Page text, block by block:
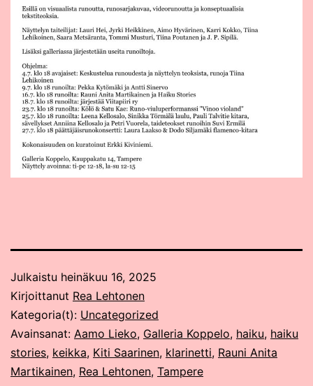
Julkaistu heinäkuu 16, 2025
Kirjoittanut Rea Lehtonen
Kategoria(t): Uncategorized
Avainsanat: Aamo Lieko, Galleria Koppelo, haiku, haiku
stories, keikka, Kiti Saarinen, klarinetti, Rauni Anita
Martikainen, Rea Lehtonen, Tampere